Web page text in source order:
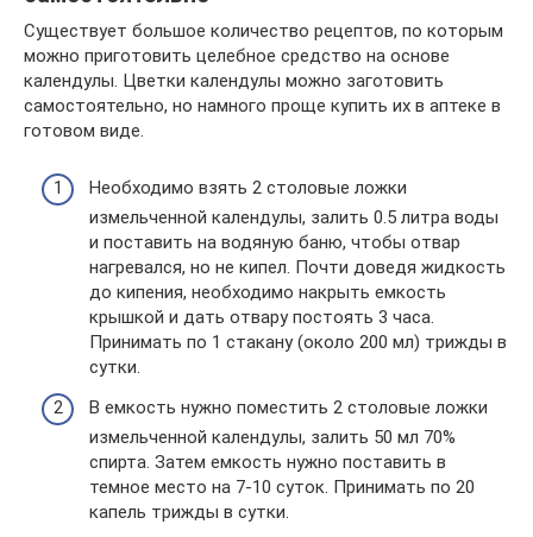
Существует большое количество рецептов, по которым
можно приготовить целебное средство на основе
календулы. Цветки календулы можно заготовить
самостоятельно, но намного проще купить их в аптеке в
готовом виде.
Необходимо взять 2 столовые ложки
измельченной календулы, залить 0.5 литра воды
и поставить на водяную баню, чтобы отвар
нагревался, но не кипел. Почти доведя жидкость
до кипения, необходимо накрыть емкость
крышкой и дать отвару постоять 3 часа.
Принимать по 1 стакану (около 200 мл) трижды в
сутки.
В емкость нужно поместить 2 столовые ложки
измельченной календулы, залить 50 мл 70%
спирта. Затем емкость нужно поставить в
темное место на 7-10 суток. Принимать по 20
капель трижды в сутки.